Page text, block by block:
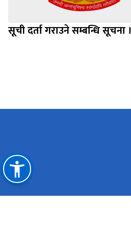
सूची दर्ता गराउने सम्बन्धि सूचना ।